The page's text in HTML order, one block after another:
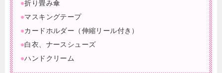
●折り畳み傘
●マスキングテープ
●カードホルダー（伸縮リール付き）
●白衣、ナースシューズ
●ハンドクリーム